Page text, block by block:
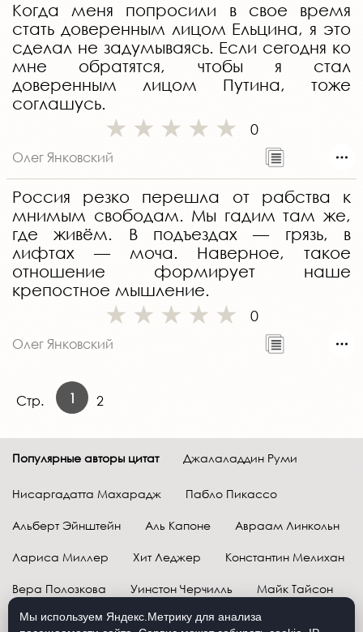
Когда меня попросили в свое время
стать доверенным лицом Ельцина, я это
сделал не задумываясь. Если сегодня ко
мне обратятся, чтобы я стал
доверенным лицом Путина, тоже
соглашусь.
0
Олег Янковский
Россия резко перешла от рабства к
мнимым свободам. Мы гадим там же,
где живём. В подъездах — грязь, в
лифтах — моча. Наверное, такое
отношение формирует наше
крепостное мышление.
0
Олег Янковский
Стр. 1 2
Популярные авторы цитат Джалаладдин Руми
Нисаргадатта Махарадж Пабло Пикассо
Альберт Эйнштейн Аль Капоне Авраам Линкольн
Лариса Миллер Хит Леджер Константин Мелихан
Вера Полозкова Уинстон Черчилль Майк Тайсон
Марк Твен Расул Гамзатов Грег Плитт
Мы используем Яндекс.Метрику для анализа